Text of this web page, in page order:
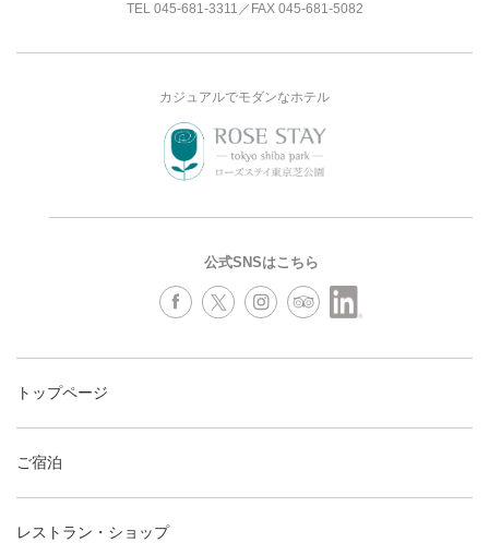
TEL 045-681-3311 ／FAX 045-681-5082
カジュアルでモダンなホテル
公式SNSはこちら
トップページ
ご宿泊
レストラン・ショップ